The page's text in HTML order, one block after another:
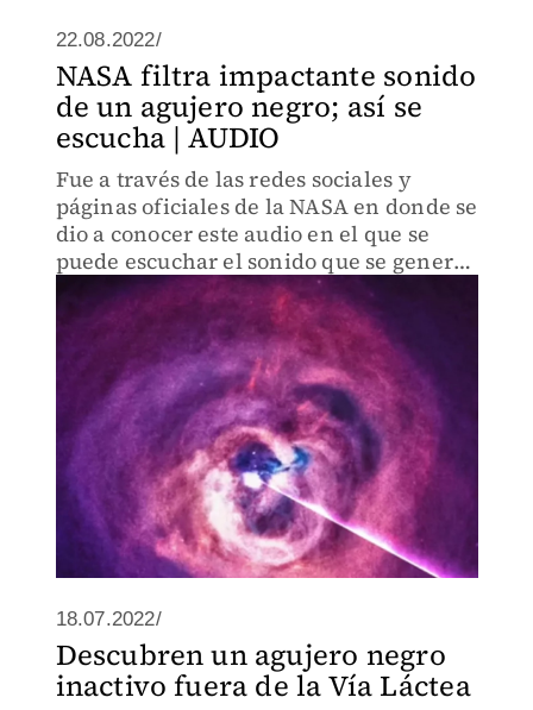
22.08.2022/
NASA filtra impactante sonido
de un agujero negro; así se
escucha | AUDIO
Fue a través de las redes sociales y
páginas oficiales de la NASA en donde se
dio a conocer este audio en el que se
puede escuchar el sonido que se generó
desde un agujero negro.
18.07.2022/
Descubren un agujero negro
inactivo fuera de la Vía Láctea